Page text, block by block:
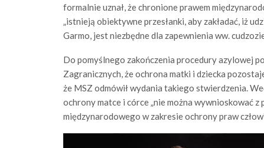
formalnie uznał, że chronione prawem
„istnieją obiektywne przesłanki, aby zakładać, iż
Garmo, jest niezbędne dla zapewnienia ww.
Do pomyślnego zakończenia procedury azylowej
Zagranicznych, że ochrona matki i dziecka
że MSZ odmówił wydania takiego stwierdzenia.
ochrony matce i córce „nie można wywnioskować
międzynarodowego w zakresie ochrony praw